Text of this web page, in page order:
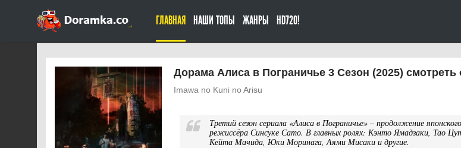
ГЛАВНАЯ НАШИ ТОПЫ ЖАНРЫ HD720!
Дорама Алиса в Пограничье 3 Сезон (2025) смотреть
Imawa no Kuni no Arisu
Третий сезон сериала «Алиса в Пограничье» – продолжение
режиссёра Синсуке Сато. В главных ролях: Кэнто Ямадзаки, Тао
Кейта Мачида, Юки Моринага, Аями Мисаки и другие.